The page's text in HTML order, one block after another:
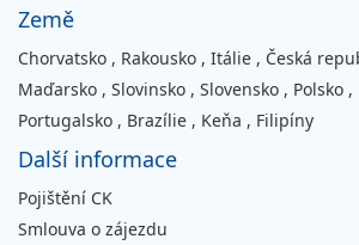
Země
Chorvatsko , Rakousko , Itálie , Česká
Maďarsko , Slovinsko , Slovensko , Polsko ,
Portugalsko , Brazílie , Keňa , Filipíny
Další informace
Pojištění CK
Smlouva o zájezdu